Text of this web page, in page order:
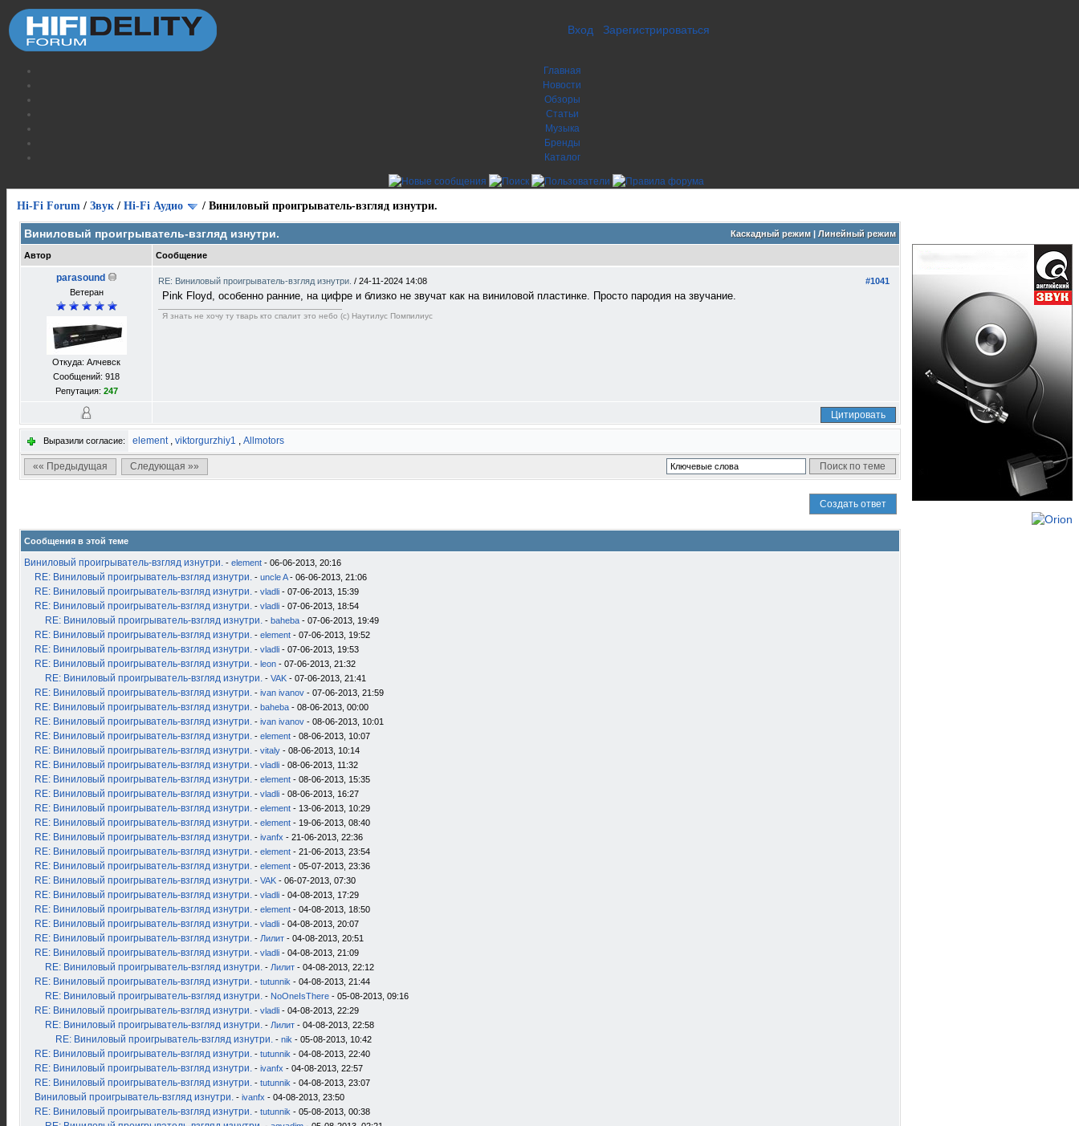
Вход Зарегистрироваться
Главная
Новости
Обзоры
Статьи
Музыка
Бренды
Каталог
Hi-Fi Forum / Звук / Hi-Fi Аудио / Виниловый проигрыватель-взгляд изнутри.
Каскадный режим| Линейный режим
Виниловый проигрыватель-взгляд изнутри.
Автор Сообщение
parasound
Ветеран
Откуда: Алчевск
Сообщений: 918
Репутация: 247
#1041
RE: Виниловый проигрыватель-взгляд изнутри. / 24-11-2024 14:08
Pink Floyd, особенно ранние, на цифре и близко не звучат как на виниловой пластинке. Просто пародия на звучание.
Я знать не хочу ту тварь кто спалит это небо (с) Наутилус Помпилиус
Цитировать
Выразили согласие: element, viktorgurzhiy1 , Allmotors
«« Предыдущая Следующая »»
Создать ответ
Сообщения в этой теме
Виниловый проигрыватель-взгляд изнутри. - element - 06-06-2013, 20:16
RE: Виниловый проигрыватель-взгляд изнутри. - uncle A- 06-06-2013, 21:06
RE: Виниловый проигрыватель-взгляд изнутри. - vladli - 07-06-2013, 15:39
RE: Виниловый проигрыватель-взгляд изнутри. - vladli - 07-06-2013, 18:54
RE: Виниловый проигрыватель-взгляд изнутри. - baheba - 07-06-2013, 19:49
RE: Виниловый проигрыватель-взгляд изнутри. - element - 07-06-2013, 19:52
RE: Виниловый проигрыватель-взгляд изнутри. - vladli - 07-06-2013, 19:53
RE: Виниловый проигрыватель-взгляд изнутри. - leon - 07-06-2013, 21:32
RE: Виниловый проигрыватель-взгляд изнутри. - VAK - 07-06-2013, 21:41
RE: Виниловый проигрыватель-взгляд изнутри. - ivan ivanov - 07-06-2013, 21:59
RE: Виниловый проигрыватель-взгляд изнутри. - baheba - 08-06-2013, 00:00
RE: Виниловый проигрыватель-взгляд изнутри. - ivan ivanov - 08-06-2013, 10:01
RE: Виниловый проигрыватель-взгляд изнутри. - element - 08-06-2013, 10:07
RE: Виниловый проигрыватель-взгляд изнутри. - vitaly - 08-06-2013, 10:14
RE: Виниловый проигрыватель-взгляд изнутри. - vladli - 08-06-2013, 11:32
RE: Виниловый проигрыватель-взгляд изнутри. - element - 08-06-2013, 15:35
RE: Виниловый проигрыватель-взгляд изнутри. - vladli - 08-06-2013, 16:27
RE: Виниловый проигрыватель-взгляд изнутри. - element - 13-06-2013, 10:29
RE: Виниловый проигрыватель-взгляд изнутри. - element - 19-06-2013, 08:40
RE: Виниловый проигрыватель-взгляд изнутри. - ivanfx - 21-06-2013, 22:36
RE: Виниловый проигрыватель-взгляд изнутри. - element - 21-06-2013, 23:54
RE: Виниловый проигрыватель-взгляд изнутри. - element - 05-07-2013, 23:36
RE: Виниловый проигрыватель-взгляд изнутри. - VAK - 06-07-2013, 07:30
RE: Виниловый проигрыватель-взгляд изнутри. - vladli - 04-08-2013, 17:29
RE: Виниловый проигрыватель-взгляд изнутри. - element - 04-08-2013, 18:50
RE: Виниловый проигрыватель-взгляд изнутри. - vladli - 04-08-2013, 20:07
RE: Виниловый проигрыватель-взгляд изнутри. - Лилит - 04-08-2013, 20:51
RE: Виниловый проигрыватель-взгляд изнутри. - vladli - 04-08-2013, 21:09
RE: Виниловый проигрыватель-взгляд изнутри. - Лилит - 04-08-2013, 22:12
RE: Виниловый проигрыватель-взгляд изнутри. - tutunnik - 04-08-2013, 21:44
RE: Виниловый проигрыватель-взгляд изнутри. - NoOneIsThere - 05-08-2013, 09:16
RE: Виниловый проигрыватель-взгляд изнутри. - vladli - 04-08-2013, 22:29
RE: Виниловый проигрыватель-взгляд изнутри. - Лилит - 04-08-2013, 22:58
RE: Виниловый проигрыватель-взгляд изнутри. - nik - 05-08-2013, 10:42
RE: Виниловый проигрыватель-взгляд изнутри. - tutunnik - 04-08-2013, 22:40
RE: Виниловый проигрыватель-взгляд изнутри. - ivanfx - 04-08-2013, 22:57
RE: Виниловый проигрыватель-взгляд изнутри. - tutunnik - 04-08-2013, 23:07
Виниловый проигрыватель-взгляд изнутри. - ivanfx - 04-08-2013, 23:50
RE: Виниловый проигрыватель-взгляд изнутри. - tutunnik - 05-08-2013, 00:38